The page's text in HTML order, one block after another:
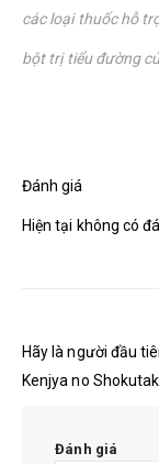
các loại thuốc hỗ
bột trị tiểu đường
Đánh giá
Hiện tại không có
Hãy là người đầu
Kenjya no
Đánh giá